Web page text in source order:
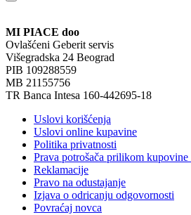
MI PIACE doo
Ovlašćeni Geberit servis
Višegradska 24 Beograd
PIB 109288559
MB 21155756
TR Banca Intesa 160-442695-18
Uslovi korišćenja
Uslovi online kupavine
Politika privatnosti
Prava potrošača prilikom kupovine
Reklamacije
Pravo na odustajanje
Izjava o odricanju odgovornosti
Povraćaj novca